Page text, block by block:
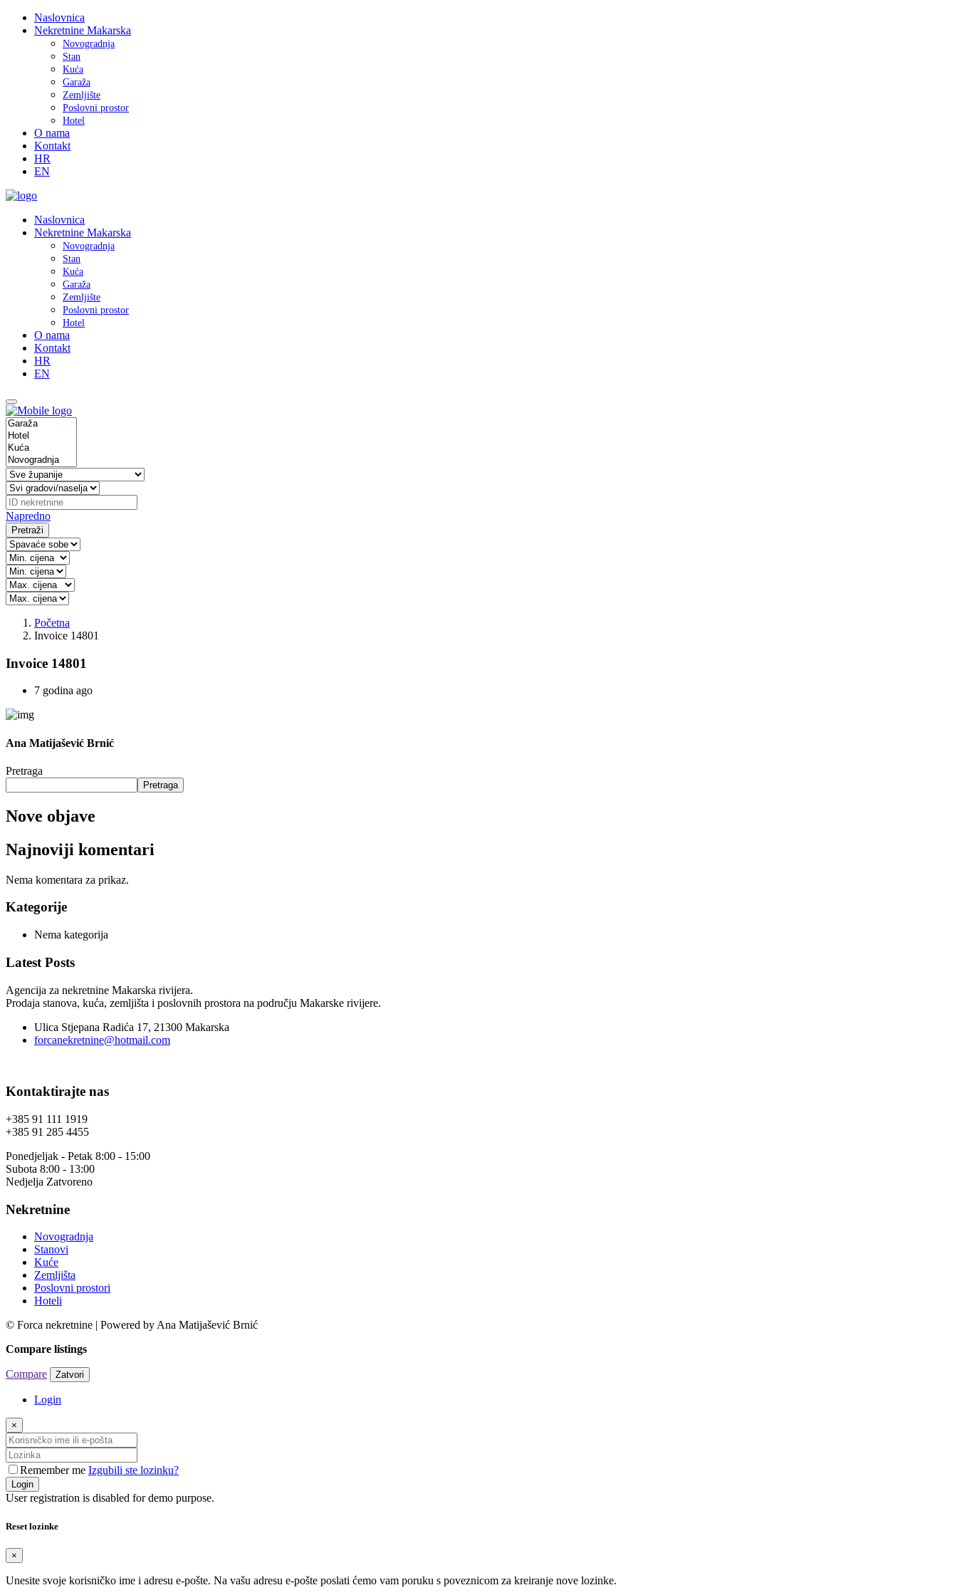
Naslovnica
Nekretnine Makarska
Novogradnja
Stan
Kuća
Garaža
Zemljište
Poslovni prostor
Hotel
O nama
Kontakt
HR
EN
Naslovnica
Nekretnine Makarska
Novogradnja
Stan
Kuća
Garaža
Zemljište
Poslovni prostor
Hotel
O nama
Kontakt
HR
EN
Napredno
Pretraži
Početna
Invoice 14801
Invoice 14801
7 godina ago
Ana Matijašević Brnić
Pretraga
Pretraga
Nove objave
Najnoviji komentari
Nema komentara za prikaz.
Kategorije
Nema kategorija
Latest Posts
Agencija za nekretnine Makarska rivijera.
Prodaja stanova, kuća, zemljišta i poslovnih prostora na području Makarske rivijere.
Ulica Stjepana Radića 17, 21300 Makarska
forcanekretnine@hotmail.com
Kontaktirajte nas
+385 91 111 1919
+385 91 285 4455
Ponedjeljak - Petak 8:00 - 15:00
Subota 8:00 - 13:00
Nedjelja Zatvoreno
Nekretnine
Novogradnja
Stanovi
Kuće
Zemljišta
Poslovni prostori
Hoteli
© Forca nekretnine | Powered by Ana Matijašević Brnić
Compare listings
Compare Zatvori
Login
×
Remember me Izgubili ste lozinku?
Login
User registration is disabled for demo purpose.
Reset lozinke
×
Unesite svoje korisničko ime i adresu e-pošte. Na vašu adresu e-pošte poslati ćemo vam poruku s poveznicom za kreiranje nove lozinke.